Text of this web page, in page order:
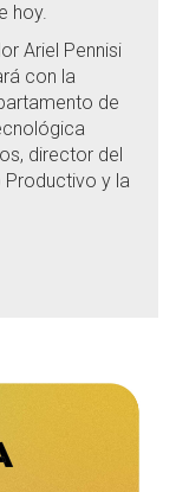
hoy.
Ariel Pennisi
con la
de
director del
Productivo y la